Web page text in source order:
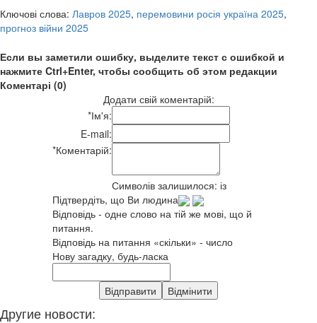
Ключові слова: Лавров 2025, перемовини росія україна 2025,
прогноз війни 2025
Если вы заметили ошибку, выделите текст с ошибкой и
нажмите Ctrl+Enter, чтобы сообщить об этом редакции
Коментарі (0)
Додати свій коментарій:
*Ім'я:
E-mail:
*Коментарій:
Символів залишилося: із
Підтвердіть, що Ви людина
Відповідь - одне слово на тій же мові, що й
питання.
Відповідь на питання «скільки» - число
Нову загадку, будь-ласка
Другие новости: